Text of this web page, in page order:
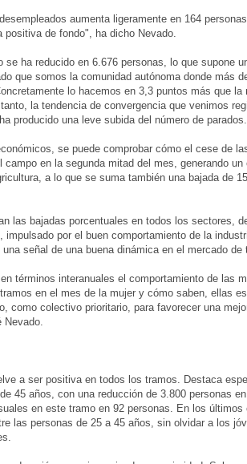
aumenta ligeramente en 164
de fondo", ha dicho Nevado.
ha reducido en 6.676 personas, lo que supone
que somos la comunidad autónoma donde más
lo hacemos en 3,3 puntos más que la
la tendencia de convergencia que venimos
producido una leve subida del número de parados.
se puede comprobar cómo el cese de
en la segunda mitad del mes, generando un
a lo que se suma también una bajada de
las bajadas porcentuales en todos los sectores,
por el buen comportamiento de la
señal de una buena dinámica en el mercado de
términos interanuales el comportamiento de las
en el mes de la mujer y cómo saben, ellas
como colectivo prioritario, para favorecer una
Nevado.
a ser positiva en todos los tramos. Destaca
45 años, con una reducción de 3.800 personas
en este tramo en 92 personas. En los últimos
las personas de 25 a 45 años, sin olvidar a los